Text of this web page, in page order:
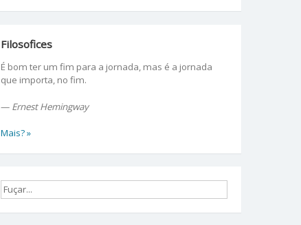
Filosofices
É bom ter um fim para a jornada, mas é a jornada
que importa, no fim.
— Ernest Hemingway
Mais? »